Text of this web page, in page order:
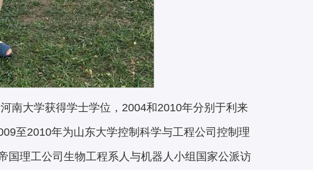
南大学获得学士学位，2004和2010年分别于利来
至2010年为山东大学控制科学与工程公司控制理
国理工公司生物工程系人与机器人小组国家公派访